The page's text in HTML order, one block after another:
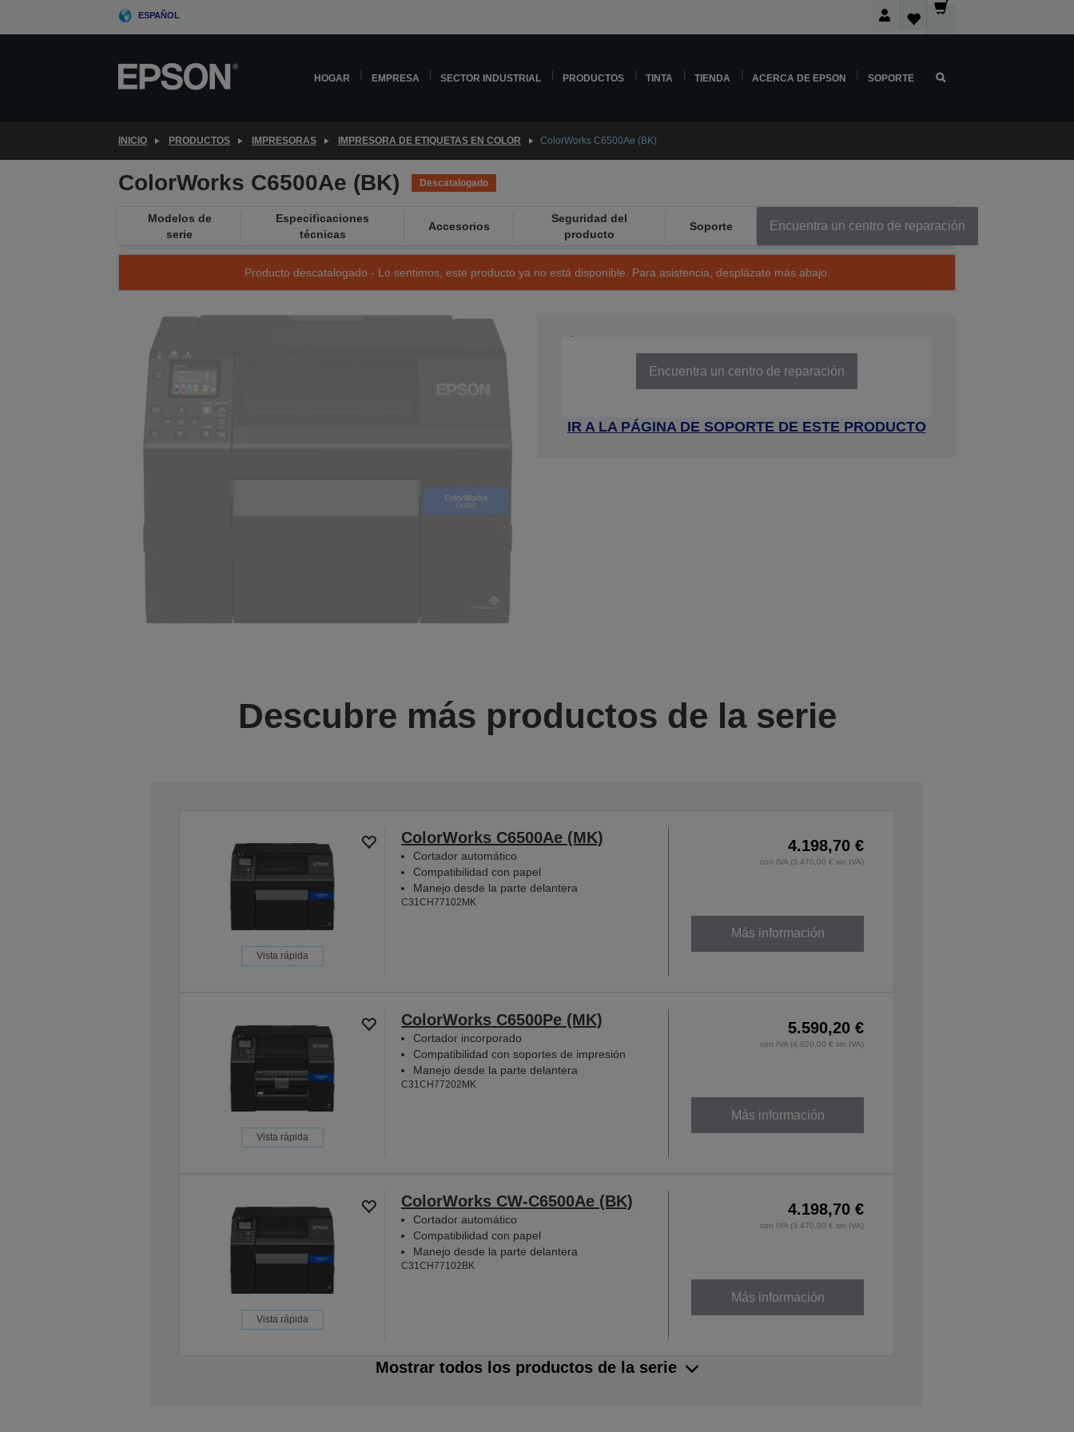
ESPAÑOL
HOGAR EMPRESA SECTOR INDUSTRIAL PRODUCTOS TINTA TIENDA ACERCA DE EPSON SOPORTE
INICIO PRODUCTOS IMPRESORAS IMPRESORA DE ETIQUETAS EN COLOR ColorWorks C6500Ae (BK)
ColorWorks C6500Ae (BK) Descatalogado
Modelos de
serie
Especificaciones
técnicas
Accesorios
Seguridad del
producto
Soporte Encuentra un centro de reparación
Producto descatalogado - Lo sentimos, este producto ya no está disponible. Para asistencia, desplázate más abajo.
Encuentra un centro de reparación
IR A LA PÁGINA DE SOPORTE DE ESTE PRODUCTO
Descubre más productos de la serie
Vista rápida
ColorWorks C6500Ae (MK)
Cortador automático
Compatibilidad con papel
Manejo desde la parte delantera
C31CH77102MK
4.198,70 €
con IVA (3.470,00 € sin IVA)
Más información
Vista rápida
ColorWorks C6500Pe (MK)
Cortador incorporado
Compatibilidad con soportes de impresión
Manejo desde la parte delantera
C31CH77202MK
5.590,20 €
con IVA (4.620,00 € sin IVA)
Más información
Vista rápida
ColorWorks CW-C6500Ae (BK)
Cortador automático
Compatibilidad con papel
Manejo desde la parte delantera
C31CH77102BK
4.198,70 €
con IVA (3.470,00 € sin IVA)
Más información
Mostrar todos los productos de la serie